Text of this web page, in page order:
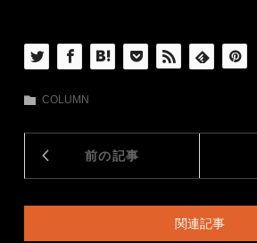
COLUMN
前の記事
関連記事